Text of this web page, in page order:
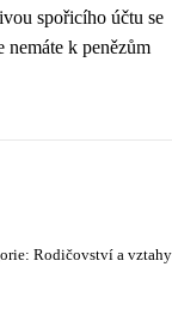
spořicího účtu se
nemáte k penězům
Rodičovství a vztahy